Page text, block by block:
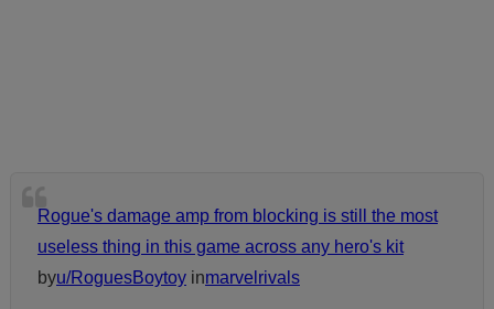
Rogue's damage amp from blocking is still the most
useless thing in this game across any hero's kit
byu/RoguesBoytoy inmarvelrivals